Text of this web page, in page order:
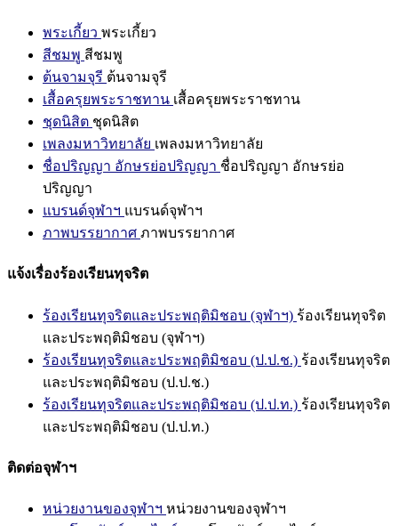
พระเกี้ยว พระเกี้ยว
สีชมพู สีชมพู
ต้นจามจุรี ต้นจามจุรี
เสื้อครุยพระราชทาน เสื้อครุยพระราชทาน
ชุดนิสิต ชุดนิสิต
เพลงมหาวิทยาลัย เพลงมหาวิทยาลัย
ชื่อปริญญา อักษรย่อปริญญา ชื่อปริญญา อักษรย่อ
ปริญญา
แบรนด์จุฬาฯ แบรนด์จุฬาฯ
ภาพบรรยากาศ ภาพบรรยากาศ
แจ้งเรื่องร้องเรียนทุจริต
ร้องเรียนทุจริตและประพฤติมิชอบ (จุฬาฯ) ร้องเรียนทุจริต
และประพฤติมิชอบ (จุฬาฯ)
ร้องเรียนทุจริตและประพฤติมิชอบ (ป.ป.ช.) ร้องเรียนทุจริต
และประพฤติมิชอบ (ป.ป.ช.)
ร้องเรียนทุจริตและประพฤติมิชอบ (ป.ป.ท.) ร้องเรียนทุจริต
และประพฤติมิชอบ (ป.ป.ท.)
ติดต่อจุฬาฯ
หน่วยงานของจุฬาฯ หน่วยงานของจุฬาฯ